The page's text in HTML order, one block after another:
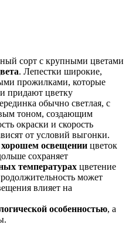
сорт с крупными цветами
. Лепестки широкие,
прожилками, которые
придают цветку
обычно светлая, с
тоном, создающим
окраски и скорость
от условий выгонки.
хорошем освещении цветок
сохраняет
температурах цветение
может
влияет на
особенностью, а